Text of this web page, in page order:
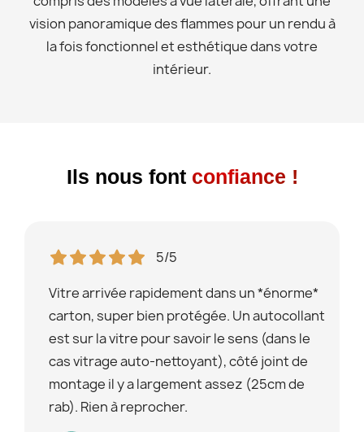
vision panoramique des flammes pour un rendu à
la fois fonctionnel et esthétique dans votre
intérieur.
Ils nous font confiance !
5/5
Vitre arrivée rapidement dans un *énorme*
carton, super bien protégée. Un autocollant
est sur la vitre pour savoir le sens (dans le
cas vitrage auto-nettoyant), côté joint de
montage il y a largement assez (25cm de
rab). Rien à reprocher.